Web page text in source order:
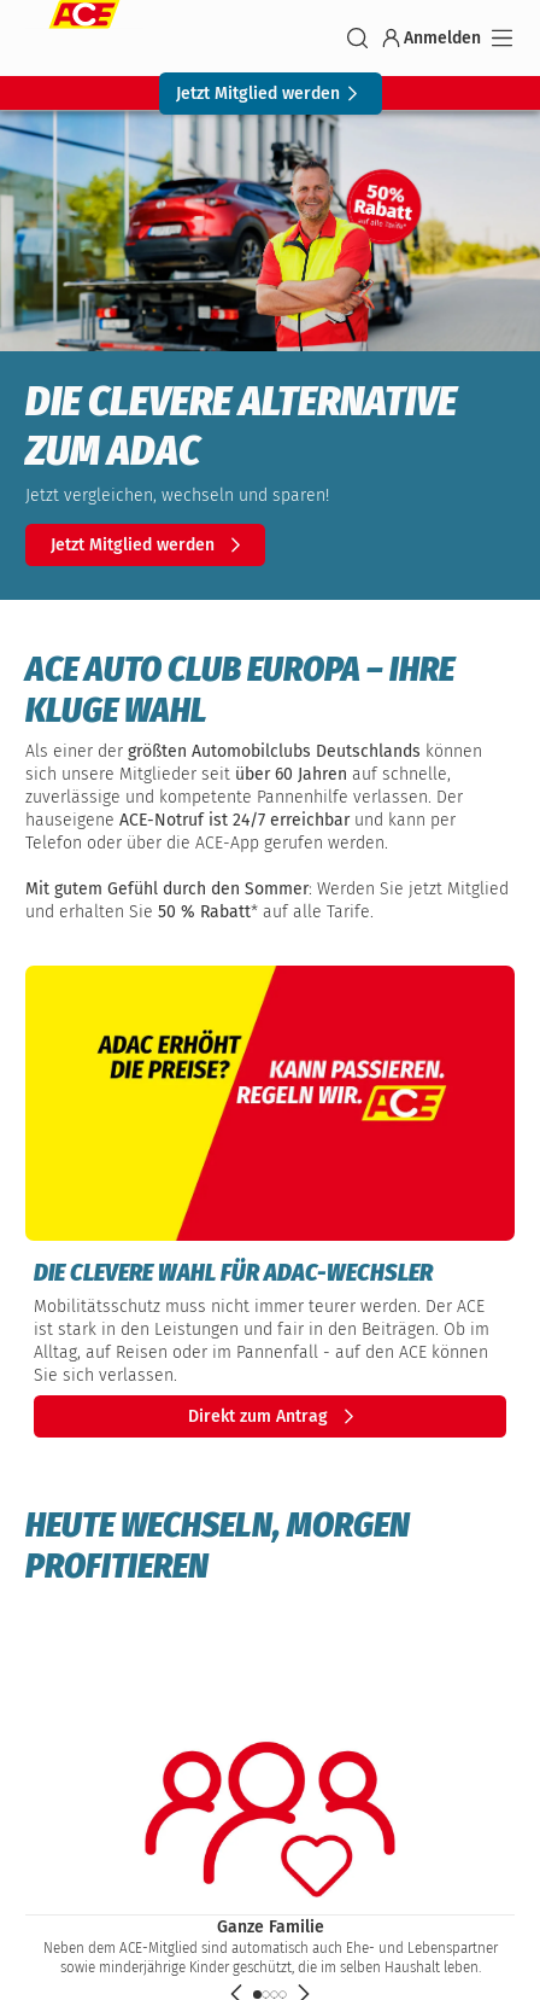
Anmelden
Jetzt Mitglied werden
DIE CLEVERE ALTERNATIVE
ZUM ADAC
Jetzt vergleichen, wechseln und sparen!
Jetzt Mitglied werden
ACE AUTO CLUB EUROPA – IHRE
KLUGE WAHL
Als einer der größten Automobilclubs Deutschlands können
sich unsere Mitglieder seit über 60 Jahren auf schnelle,
zuverlässige und kompetente Pannenhilfe verlassen. Der
hauseigene ACE-Notruf ist 24/7 erreichbar und kann per
Telefon oder über die ACE-App gerufen werden.
Mit gutem Gefühl durch den Sommer: Werden Sie jetzt Mitglied
und erhalten Sie 50 % Rabatt* auf alle Tarife.
DIE CLEVERE WAHL FÜR ADAC-WECHSLER
Mobilitätsschutz muss nicht immer teurer werden. Der ACE
ist stark in den Leistungen und fair in den Beiträgen. Ob im
Alltag, auf Reisen oder im Pannenfall - auf den ACE können
Sie sich verlassen.
Direkt zum Antrag
HEUTE WECHSELN, MORGEN
PROFITIEREN
Ganze Familie
Neben dem ACE-Mitglied sind automatisch auch Ehe- und Lebenspartner
sowie minderjährige Kinder geschützt, die im selben Haushalt leben.